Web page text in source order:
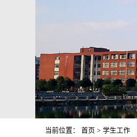
当前位置： 首页 > 学生工作